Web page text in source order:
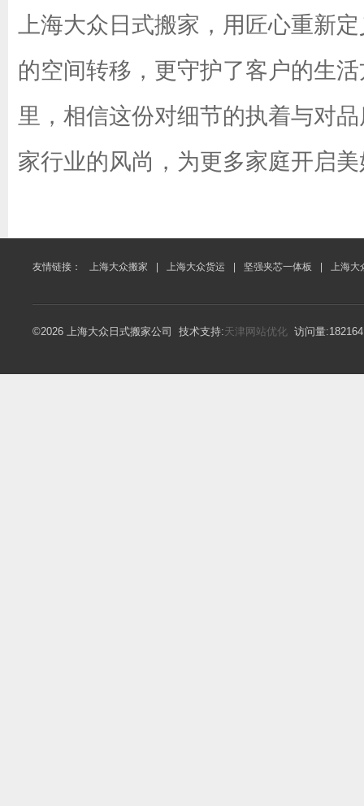
上海大众日式搬家，用匠心重新
的空间转移，更守护了客户的生
里，相信这份对细节的执着与对
家行业的风尚，为更多家庭开启
友情链接： 上海大众搬家 上海大众货运 坚强夹芯一体板 上海大
©2026 上海大众日式搬家公司 技术支持:天津网站优化 访问量